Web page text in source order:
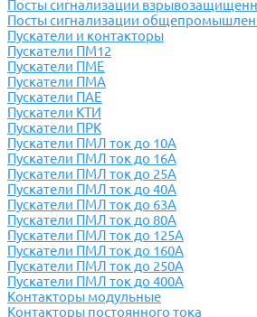
Посты сигнализации
Посты сигнализации
Пускатели и контакторы
Пускатели ПМ12
Пускатели ПМЕ
Пускатели ПМА
Пускатели ПАЕ
Пускатели КТИ
Пускатели ПРК
Пускатели ПМЛ ток до 10А
Пускатели ПМЛ ток до 16А
Пускатели ПМЛ ток до 25А
Пускатели ПМЛ ток до 40А
Пускатели ПМЛ ток до 63А
Пускатели ПМЛ ток до 80А
Пускатели ПМЛ ток до 125А
Пускатели ПМЛ ток до 160А
Пускатели ПМЛ ток до 250А
Пускатели ПМЛ ток до 400А
Контакторы модульные
Контакторы постоянного тока